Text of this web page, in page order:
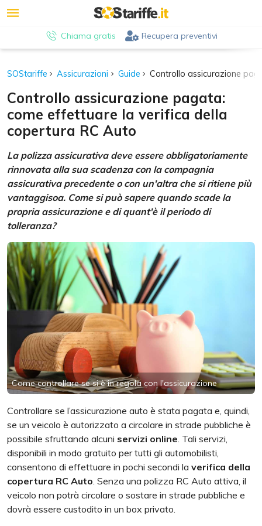
Chiama gratis Recupera preventivi
SOStariffe Assicurazioni Guide Controllo assicurazione
Controllo assicurazione pagata:
come effettuare la verifica della
copertura RC Auto
La polizza assicurativa deve essere obbligatoriamente
rinnovata alla sua scadenza con la compagnia
assicurativa precedente o con un'altra che si ritiene più
vantaggisoa. Come si può sapere quando scade la
propria assicurazione e di quant'è il periodo di
tolleranza?
Come controllare se si è in regola con l'assicurazione
Controllare se l’assicurazione auto è stata pagata e, quindi,
se un veicolo è autorizzato a circolare in strade pubbliche è
possibile sfruttando alcuni servizi online. Tali servizi,
disponibili in modo gratuito per tutti gli automobilisti,
consentono di effettuare in pochi secondi la verifica della
copertura RC Auto. Senza una polizza RC Auto attiva, il
veicolo non potrà circolare o sostare in strade pubbliche e
dovrà essere custodito in un box privato.